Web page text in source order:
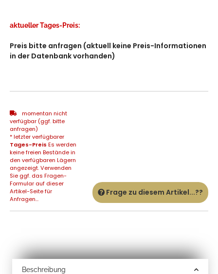
aktueller Tages-Preis:
Preis bitte anfragen (aktuell keine Preis-Informationen
in der Datenbank vorhanden)
momentan nicht
verfügbar (ggf. bitte
anfragen)
* letzter verfügbarer
Tages-Preis Es werden
keine freien Bestände in
den verfügbaren Lägern
angezeigt. Verwenden
Sie ggf. das Fragen-
Formular auf dieser
Artikel-Seite für
Anfragen...
Frage zu diesem Artikel...??
Beschreibung